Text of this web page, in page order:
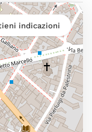
indicazioni